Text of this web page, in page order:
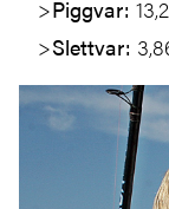
Piggvar:
Slettvar: